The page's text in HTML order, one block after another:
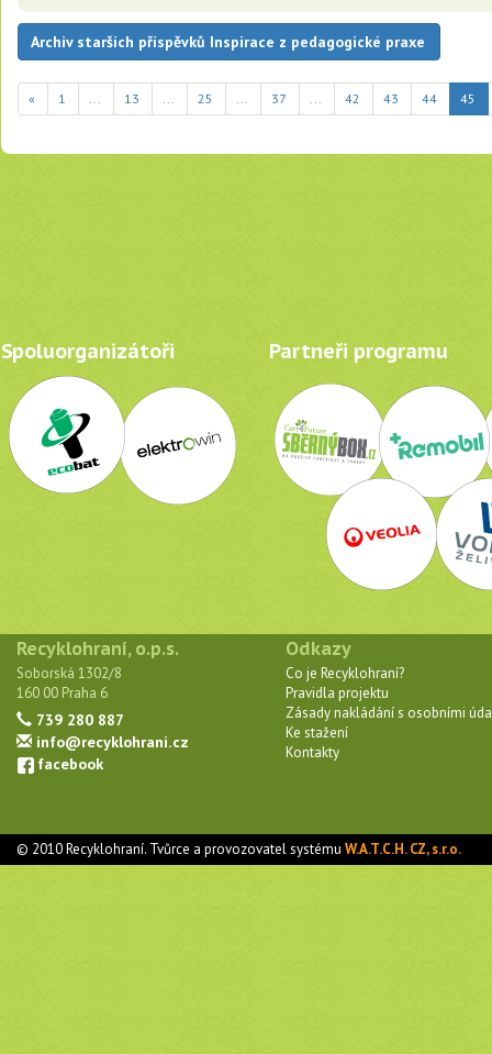
Archiv starších příspěvků Inspirace z pedagogické praxe
« 1 ... 13 ... 25 ... 37 ... 42 43 44 45
Spoluorganizátoři Partneři programu
Recyklohraní, o.p.s.
Soborská 1302/8
160 00 Praha 6
739 280 887
info@recyklohrani.cz
facebook
Odkazy
Co je Recyklohraní?
Pravidla projektu
Zásady nakládání s osobními
Ke stažení
Kontakty
© 2010 Recyklohraní. Tvůrce a provozovatel systémuW.A.T.C.H. CZ, s.r.o.